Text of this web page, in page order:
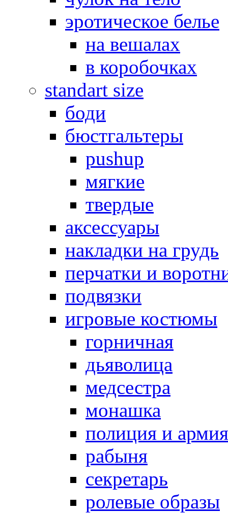
эротическое белье
на вешалах
в коробочках
standart size
боди
бюстгальтеры
pushup
мягкие
твердые
аксессуары
накладки на грудь
перчатки и
подвязки
игровые костюмы
горничная
дьяволица
медсестра
монашка
полиция и армия
рабыня
секретарь
ролевые образы